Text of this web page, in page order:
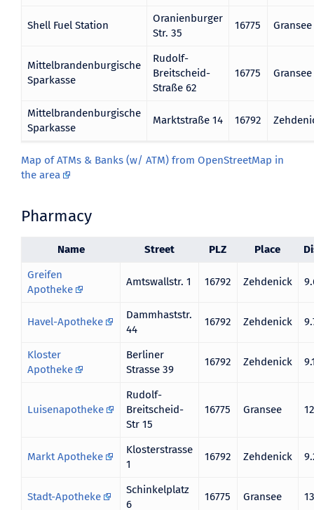
Shell Fuel Station
Oranienburger
Str. 35
16775 Gransee
Mittelbrandenburgische
Sparkasse
Rudolf-
Breitscheid-
Straße 62
16775 Gransee
Mittelbrandenburgische
Sparkasse
Marktstraße 14 16792
Map of ATMs & Banks (w/ ATM) from OpenStreetMap in
the area
Pharmacy
Name Street PLZ Place
Greifen
Apotheke
Amtswallstr. 1 16792 Zehdenick
Havel-Apotheke
Dammhaststr.
44
16792 Zehdenick
Kloster
Apotheke
Berliner
Strasse 39
16792 Zehdenick
Luisenapotheke
Rudolf-
Breitscheid-
Str 15
16775 Gransee
Markt Apotheke
Klosterstrasse
1
16792 Zehdenick
Stadt-Apotheke
Schinkelplatz
6
16775 Gransee